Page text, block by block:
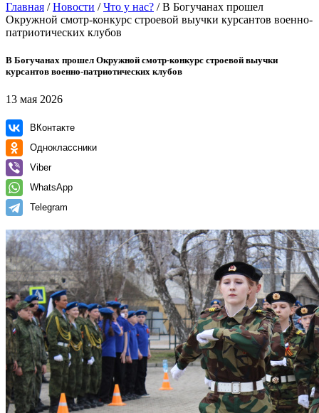
Главная /Новости /Что у нас? /В Богучанах прошел
Окружной смотр-конкурс строевой выучки курсантов военно-
патриотических клубов
В Богучанах прошел Окружной смотр-конкурс строевой выучки
курсантов военно-патриотических клубов
13 мая 2026
ВКонтакте
Одноклассники
Viber
WhatsApp
Telegram